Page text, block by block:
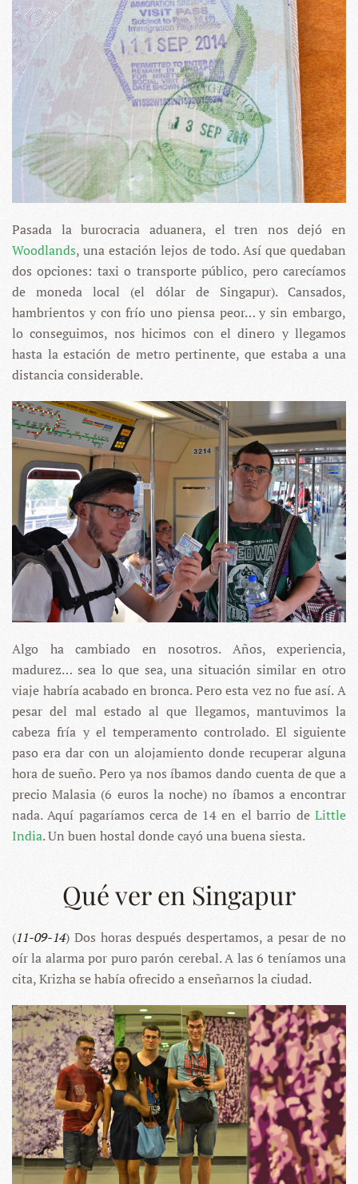
Pasada la burocracia aduanera, el tren nos dejó en
Woodlands, una estación lejos de todo. Así que quedaban
dos opciones: taxi o transporte público, pero carecíamos
de moneda local (el dólar de Singapur). Cansados,
hambrientos y con frío uno piensa peor… y sin embargo,
lo conseguimos, nos hicimos con el dinero y llegamos
hasta la estación de metro pertinente, que estaba a una
distancia considerable.
Algo ha cambiado en nosotros. Años, experiencia,
madurez… sea lo que sea, una situación similar en otro
viaje habría acabado en bronca. Pero esta vez no fue así. A
pesar del mal estado al que llegamos, mantuvimos la
cabeza fría y el temperamento controlado. El siguiente
paso era dar con un alojamiento donde recuperar alguna
hora de sueño. Pero ya nos íbamos dando cuenta de que a
precio Malasia (6 euros la noche) no íbamos a encontrar
nada. Aquí pagaríamos cerca de 14 en el barrio de Little
India. Un buen hostal donde cayó una buena siesta.
Qué ver en Singapur
(11-09-14) Dos horas después despertamos, a pesar de no
oír la alarma por puro parón cerebal. A las 6 teníamos una
cita, Krizha se había ofrecido a enseñarnos la ciudad.